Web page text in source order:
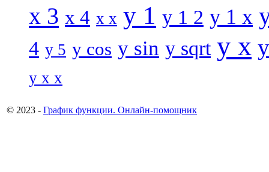
x 3 x 4 x x y 1 y 1 2 y 1 x
4 y 5 y cos y sin y sqrt y x
y x x
© 2023 - График функции. Онлайн-помощник